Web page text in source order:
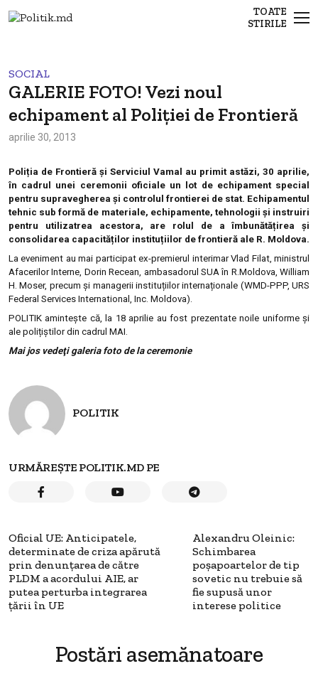
TOATE
STIRILE
SOCIAL
GALERIE FOTO! Vezi noul
echipament al Poliției de Frontieră
aprilie 30, 2013
Poliția de Frontieră și Serviciul Vamal au primit astăzi, 30 aprilie,
în cadrul unei ceremonii oficiale un lot de echipament special
pentru supravegherea și controlul frontierei de stat. Echipamentul
tehnic sub formă de materiale, echipamente, tehnologii și instruiri
pentru utilizatrea acestora, are rolul de a îmbunătățirea și
consolidarea capacităților instituțiilor de frontieră ale R. Moldova.
La eveniment au mai participat ex-premierul interimar Vlad Filat, ministrul
Afacerilor Interne, Dorin Recean, ambasadorul SUA în R.Moldova, William
H. Moser, precum și managerii instituțiilor internaționale (WMD-PPP, URS
Federal Services International, Inc. Moldova).
POLITIK aminteşte că, la 18 aprilie au fost prezentate noile uniforme şi
ale polițiștilor din cadrul MAI.
Mai jos vedeţi galeria foto de la ceremonie
POLITIK
URMĂREȘTE POLITIK.MD PE
Oficial UE: Anticipatele,
determinate de criza apărută
prin denunţarea de către
PLDM a acordului AIE, ar
putea perturba integrarea
ţării în UE
Alexandru Oleinic:
Schimbarea
poșapoartelor de tip
sovetic nu trebuie să
fie supusă unor
interese politice
Postări asemănatoare